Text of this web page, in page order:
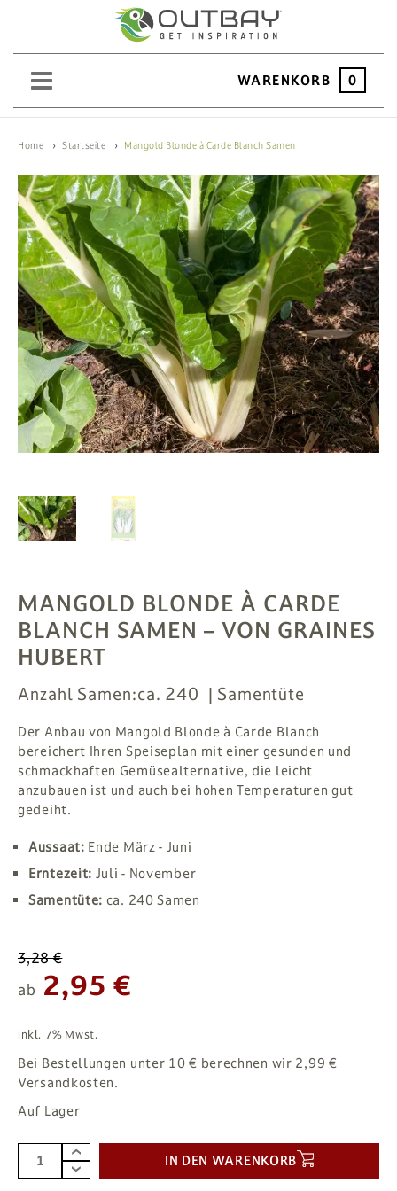
WARENKORB 0
SPLITT
SCHOTTER
ERDEN
SAATGUT
HOCHBEET
BEWÄSSERUNG
PFLANZEN
SUCHE
ANMELDEN
Home Startseite Mangold Blonde à Carde Blanch Samen
MANGOLD BLONDE À CARDE
BLANCH SAMEN – VON GRAINES
HUBERT
Anzahl Samen:ca. 240 Samentüte
Der Anbau von Mangold Blonde à Carde Blanch
bereichert Ihren Speiseplan mit einer gesunden und
schmackhaften Gemüsealternative, die leicht
anzubauen ist und auch bei hohen Temperaturen gut
gedeiht.
Aussaat: Ende März - Juni
Erntezeit: Juli - November
Samentüte: ca. 240 Samen
3,28 €
ab 2,95 €
inkl. 7% Mwst.
Bei Bestellungen unter 10 € berechnen wir 2,99 €
Versandkosten.
Auf Lager
IN DEN WARENKORB